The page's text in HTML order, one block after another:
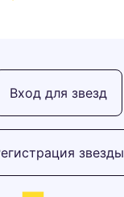
звезды
Вход для звезд